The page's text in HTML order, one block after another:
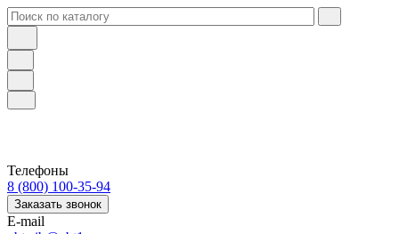
Телефоны
8 (800) 100-35-94
Заказать звонок
E-mail